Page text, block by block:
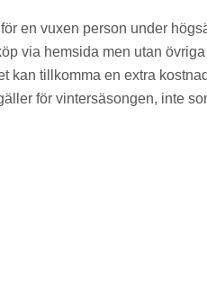
en vuxen person under
via hemsida men utan
kan tillkomma en extra
för vintersäsongen, inte